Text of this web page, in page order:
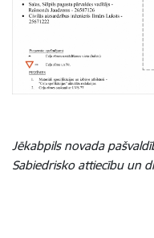
Jēkabpils novada
Sabiedrisko attiecību un